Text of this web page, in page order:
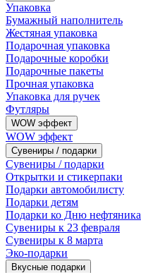
Упаковка
Бумажный наполнитель
Жестяная упаковка
Подарочная упаковка
Подарочные коробки
Подарочные пакеты
Прочная упаковка
Упаковка для ручек
Футляры
WOW эффект
WOW эффект
Сувениры / подарки
Сувениры / подарки
Открытки и стикерпаки
Подарки автомобилисту
Подарки детям
Подарки ко Дню нефтяника
Сувениры к 23 февраля
Сувениры к 8 марта
Эко-подарки
Вкусные подарки